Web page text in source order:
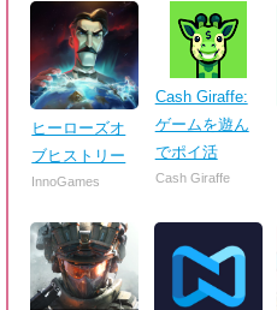
ヒーローズオ
ブヒストリー
InnoGames
Cash Giraffe:
ゲームを遊ん
でポイ活
Cash Giraffe